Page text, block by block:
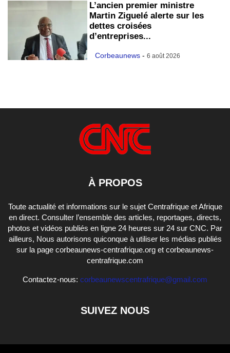
L’ancien premier ministre
Martin Ziguelé alerte sur les
dettes croisées
d’entreprises...
Corbeaunews - 6 août 2026
À PROPOS
Toute actualité et informations sur le sujet Centrafrique et Afrique
en direct. Consulter l’ensemble des articles, reportages, directs,
photos et vidéos publiés en ligne 24 heures sur 24 sur CNC. Par
ailleurs, Nous autorisons quiconque à utiliser les médias publiés
sur la page corbeaunews-centrafrique.org et corbeaunews-
centrafrique.com
Contactez-nous: corbeaunewscentrafrique@gmail.com
SUIVEZ NOUS